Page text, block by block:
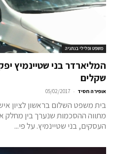
משפט ופלילי בנתניה
שקלים
אופירה חסיד -
05/02/2017
בית משפט השלום בראשון לציון
מתווה ההסכמות שנערך בין מחלק
העסקים, בני שטיינמיץ. על פי...